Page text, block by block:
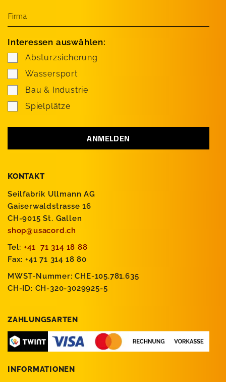
KONTAKT
Seilfabrik Ullmann AG
Gaiserwaldstrasse 16
CH-9015 St. Gallen
shop@usacord.ch
Tel: +41 71 314 18 88
Fax: +41 71 314 18 80
MWST-Nummer: CHE-105.781.635
CH-ID: CH-320-3029925-5
ZAHLUNGSARTEN
INFORMATIONEN
Interessen auswählen:
Absturzsicherung
Wassersport
Bau & Industrie
Spielplätze